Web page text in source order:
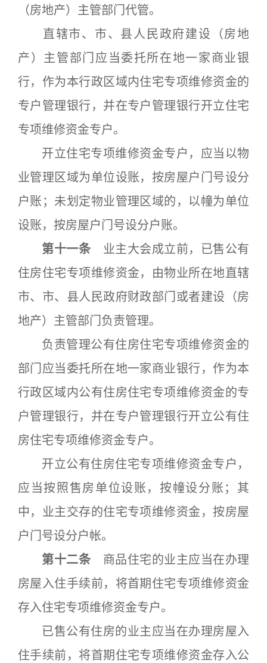
（房地产）主管部门代管。
直辖市、市、县人民政府建设（房地
产）主管部门应当委托所在地一家商业银
行，作为本行政区域内住宅专项维修资金的
专户管理银行，并在专户管理银行开立住宅
专项维修资金专户。
开立住宅专项维修资金专户，应当以物
业管理区域为单位设账，按房屋户门号设分
户账；未划定物业管理区域的，以幢为单位
设账，按房屋户门号设分户账。
第十一条 业主大会成立前，已售公有
住房住宅专项维修资金，由物业所在地直辖
市、市、县人民政府财政部门或者建设（房
地产）主管部门负责管理。
负责管理公有住房住宅专项维修资金的
部门应当委托所在地一家商业银行，作为本
行政区域内公有住房住宅专项维修资金的专
户管理银行，并在专户管理银行开立公有住
房住宅专项维修资金专户。
开立公有住房住宅专项维修资金专户，
应当按照售房单位设账，按幢设分账；其
中，业主交存的住宅专项维修资金，按房屋
户门号设分户帐。
第十二条 商品住宅的业主应当在办理
房屋入住手续前，将首期住宅专项维修资金
存入住宅专项维修资金专户。
已售公有住房的业主应当在办理房屋入
住手续前，将首期住宅专项维修资金存入公